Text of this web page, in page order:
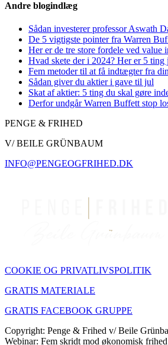
Andre blogindlæg
Sådan investerer professor Aswath
De 5 vigtigste pointer fra Warren
Her er de tre store fordele ved value
Hvad skete der i 2024? Her er 5
Fem metoder til at få indtægter fra
Sådan giver du aktier i gave til jul
Skat af aktier: 5 ting du skal gøre
Derfor undgår Warren Buffett stop
PENGE & FRIHED
V/ BEILE GRÜNBAUM
INFO@PENGEOGFRIHED.DK
COOKIE OG PRIVATLIVSPOLITIK
GRATIS MATERIALE
GRATIS FACEBOOK GRUPPE
Copyright: Penge & Frihed v/ Beile
Webinar: Fem skridt mod økonomisk frihed